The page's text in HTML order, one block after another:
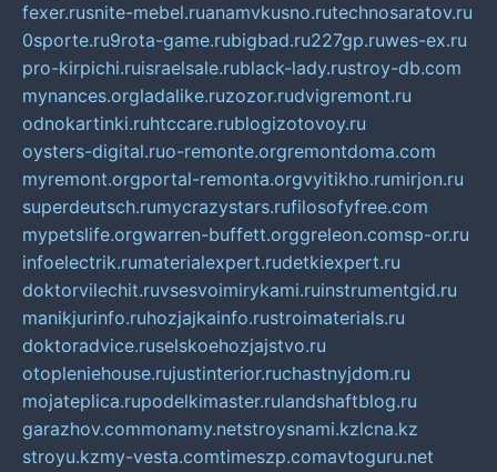
fexer.rusnite-mebel.ruanamvkusno.rutechnosaratov.ru
0sporte.ru9rota-game.rubigbad.ru227gp.ruwes-ex.ru
pro-kirpichi.ruisraelsale.rublack-lady.rustroy-db.com
mynances.orgladalike.ruzozor.rudvigremont.ru
odnokartinki.ruhtccare.rublogizotovoy.ru
oysters-digital.ruo-remonte.orgremontdoma.com
myremont.orgportal-remonta.orgvyitikho.rumirjon.ru
superdeutsch.rumycrazystars.rufilosofyfree.com
mypetslife.orgwarren-buffett.orggreleon.comsp-or.ru
infoelectrik.rumaterialexpert.rudetkiexpert.ru
doktorvilechit.ruvsesvoimirykami.ruinstrumentgid.ru
manikjurinfo.ruhozjajkainfo.rustroimaterials.ru
doktoradvice.ruselskoehozjajstvo.ru
otopleniehouse.rujustinterior.ruchastnyjdom.ru
mojateplica.rupodelkimaster.rulandshaftblog.ru
garazhov.commonamy.netstroysnami.kzlcna.kz
stroyu.kzmy-vesta.comtimeszp.comavtoguru.net